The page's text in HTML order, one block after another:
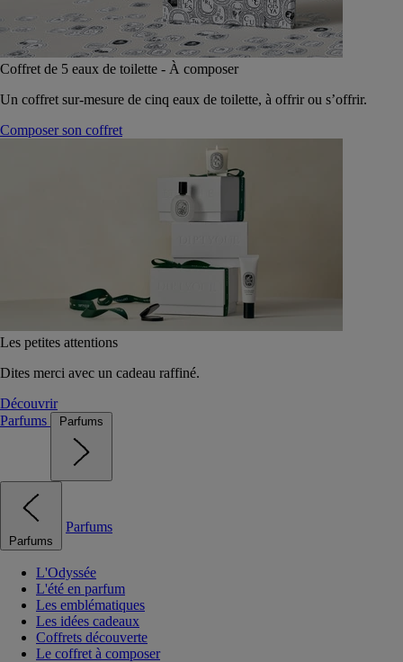
Coffret de 5 eaux de toilette - À composer
Un coffret sur-mesure de cinq eaux de toilette, à offrir ou s’offrir.
Composer son coffret
Les petites attentions
Dites merci avec un cadeau raffiné.
Découvrir
Parfums
Parfums
Parfums
Parfums
L'Odyssée
L'été en parfum
Les emblématiques
Les idées cadeaux
Coffrets découverte
Le coffret à composer